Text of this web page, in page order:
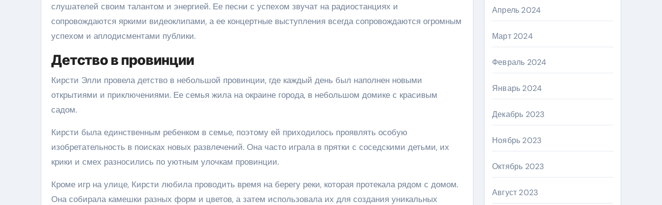
слушателей своим талантом и энергией. Ее песни с успехом звучат на радиостанциях и
сопровождаются яркими видеоклипами, а ее концертные выступления всегда сопровождаются огромным
успехом и аплодисментами публики.
Детство в провинции
Кирсти Элли провела детство в небольшой провинции, где каждый день был наполнен новыми
открытиями и приключениями. Ее семья жила на окраине города, в небольшом домике с красивым
садом.
Кирсти была единственным ребенком в семье, поэтому ей приходилось проявлять особую
изобретательность в поисках новых развлечений. Она часто играла в прятки с соседскими детьми, их
крики и смех разносились по уютным улочкам провинции.
Кроме игр на улице, Кирсти любила проводить время на берегу реки, которая протекала рядом с домом.
Она собирала камешки разных форм и цветов, а затем использовала их для создания уникальных
Апрель 2024
Март 2024
Февраль 2024
Январь 2024
Декабрь 2023
Ноябрь 2023
Октябрь 2023
Август 2023